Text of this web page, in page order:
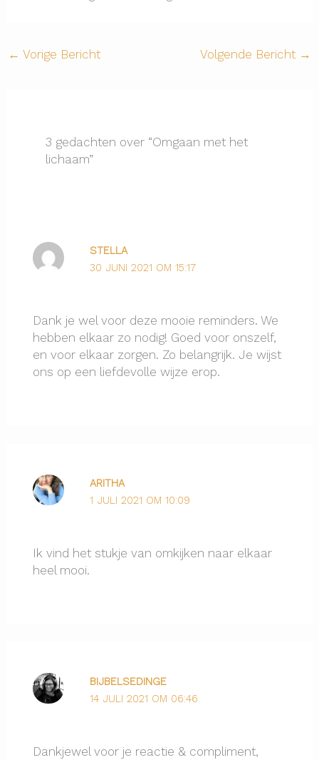
← Vorige Bericht Volgende Bericht →
3 gedachten over “Omgaan met het
lichaam”
STELLA
30 JUNI 2021 OM 15:17
Dank je wel voor deze mooie reminders. We
hebben elkaar zo nodig! Goed voor onszelf,
en voor elkaar zorgen. Zo belangrijk. Je wijst
ons op een liefdevolle wijze erop.
ARITHA
1 JULI 2021 OM 10:09
Ik vind het stukje van omkijken naar elkaar
heel mooi.
BIJBELSEDINGE
14 JULI 2021 OM 06:46
Dankjewel voor je reactie & compliment,